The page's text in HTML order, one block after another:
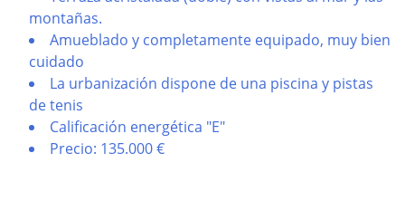
montañas.
Amueblado y completamente equipado, muy bien
cuidado
La urbanización dispone de una piscina y pistas
de tenis
Calificación energética "E"
Precio: 135.000 €